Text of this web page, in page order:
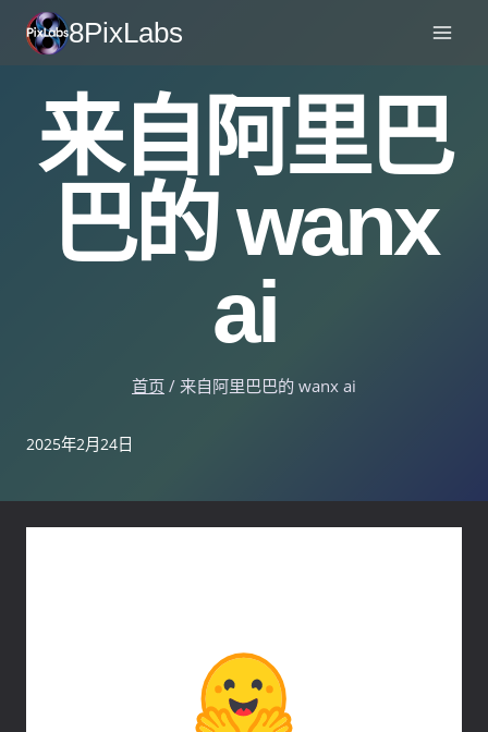
8PixLabs
来自阿里巴
巴的 wanx
ai
首页 / 来自阿里巴巴的 wanx ai
2025年2月24日